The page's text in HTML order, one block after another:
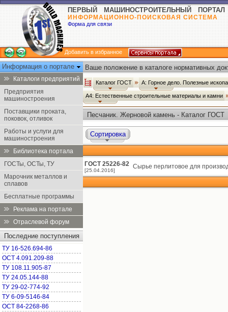
ПЕРВЫЙ МАШИНОСТРОИТЕЛЬНЫЙ ПОРТАЛ
ИНФОРМАЦИОННО-ПОИСКОВАЯ СИСТЕМА
Форма для связи
Добавить в избранное
Информация о портале
Каталоги предприятий
Предприятия
машиностроения
Поставщики проката,
поковок, отливок
Работы и услуги для
машиностроения
Библиотека портала
ГОСТы, ОСТы, ТУ
Марочник металлов и
сплавов
Бесплатные программы
Реклама на портале
Отраслевой форум
Последние поступления
ТУ 16-526.694-86
ОСТ 4.091.209-88
ТУ 108.11.905-87
ТУ 24.05.144-88
ТУ 29-02-774-92
ТУ 6-09-5146-84
ОСТ 84-2268-86
Ваше положение в каталоге нормативных
Каталог ГОСТ А: Горное дело. Полезные
А4: Естественные строительные материалы и камни
Песчаник. Жерновой камень - Каталог ГОСТ
Сортировка
ГОСТ 25226-82
[25.04.2016]
Сырье перлитовое для